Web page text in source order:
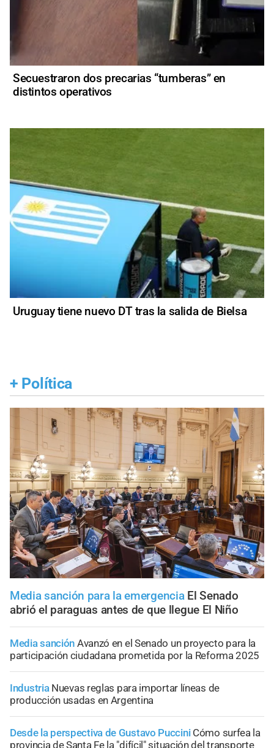
Secuestraron dos precarias “tumberas” en
distintos operativos
Uruguay tiene nuevo DT tras la salida de Bielsa
+ Política
Media sanción para la emergencia El Senado
abrió el paraguas antes de que llegue El Niño
Media sanción Avanzó en el Senado un proyecto para la
participación ciudadana prometida por la Reforma 2025
Industria Nuevas reglas para importar líneas de
producción usadas en Argentina
Desde la perspectiva de Gustavo Puccini Cómo surfea la
provincia de Santa Fe la "difícil" situación del transporte